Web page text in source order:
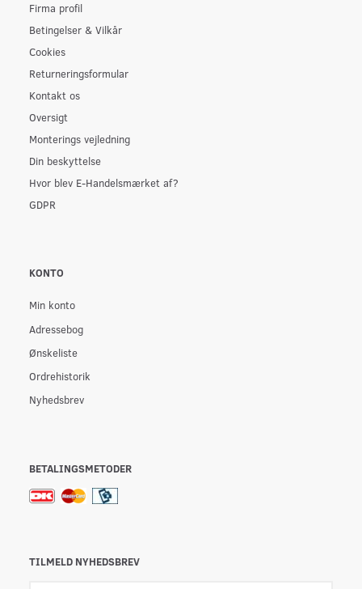
Firma profil
Betingelser & Vilkår
Cookies
Returneringsformular
Kontakt os
Oversigt
Monterings vejledning
Din beskyttelse
Hvor blev E-Handelsmærket af?
GDPR
KONTO
Min konto
Adressebog
Ønskeliste
Ordrehistorik
Nyhedsbrev
BETALINGSMETODER
TILMELD NYHEDSBREV